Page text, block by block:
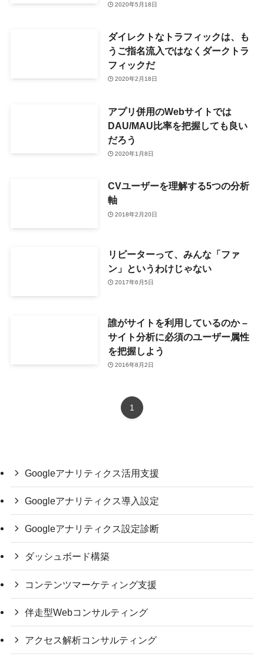
2020年5月18日
ダイレクトなトラフィックは、も
うご指名流入ではなくダークトラ
フィックだ
2020年2月18日
アプリ併用のWebサイトでは
DAU/MAU比率を把握しても良い
だろう
2020年1月8日
CVユーザーを理解する5つの分析
軸
2018年2月20日
リピーターって、みんな「ファ
ン」というわけじゃない
2017年6月5日
誰がサイトを利用しているのか –
サイト分析に必須のユーザー属性
を把握しよう
2016年8月2日
1
Googleアナリティクス活用支援
Googleアナリティクス導入設定
Googleアナリティクス設定診断
ダッシュボード構築
コンテンツマーケティング支援
伴走型Webコンサルティング
アクセス解析コンサルティング